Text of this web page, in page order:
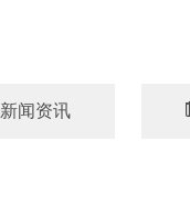
新闻资讯